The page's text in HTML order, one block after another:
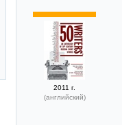
2011 г.
(английский)